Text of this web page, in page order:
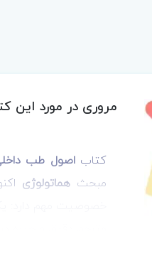
مروری در مورد این
کتاباصول طب داخلی
مبحث هماتولوژی
مترجم دقیق و چیره